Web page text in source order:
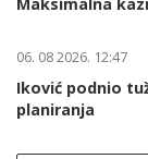
Maksimalna
06. 08 2026. 12:47
Iković podnio
planiranja